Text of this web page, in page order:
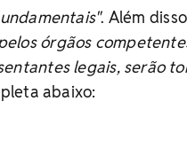
undamentais". Além
órgãos
legais, serão
abaixo: